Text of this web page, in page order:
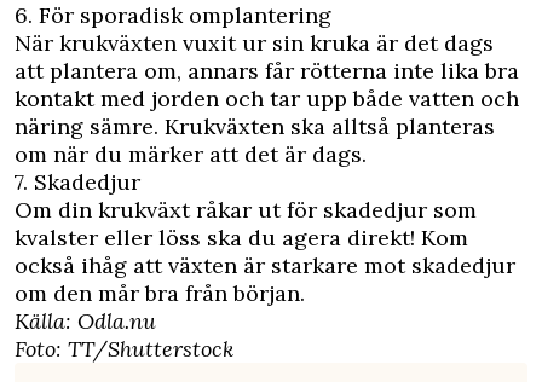
6. För sporadisk omplantering
När krukväxten vuxit ur sin kruka är det dags
att plantera om, annars får rötterna inte lika bra
kontakt med jorden och tar upp både vatten och
näring sämre. Krukväxten ska alltså planteras
om när du märker att det är dags.
7. Skadedjur
Om din krukväxt råkar ut för skadedjur som
kvalster eller löss ska du agera direkt! Kom
också ihåg att växten är starkare mot skadedjur
om den mår bra från början.
Källa: Odla.nu
Foto: TT/Shutterstock